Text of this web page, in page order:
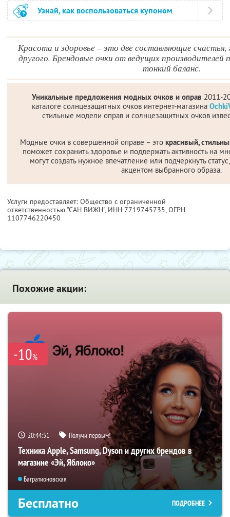
Узнай, как воспользоваться купоном
Красота и здоровье – это две составляющие счастья,
другого. Брендовые очки от ведущих
тонкий баланс.
Уникальные предложения модных очков и оправ 2011-
каталоге солнцезащитных очков интернет-магазина
стильные модели оправ и солнцезащитных очков
Модные очки в совершенной оправе – это красивый,
поможет сохранить здоровье и поддержать активность на
могут создать нужное впечатление или подчеркнуть
акцентом выбранного образа.
Услуги предоставляет: Общество с ограниченной
ответственностью "САН ВИЖН", ИНН 7719745735, ОГРН
1107746220450
Похожие акции:
-10%
20:44:50 Получи первым!
Техника Apple, Samsung, Dyson и других брендов в
магазине «Эй, Яблоко»
Багратионовская
Бесплатно ПОДРОБНЕЕ